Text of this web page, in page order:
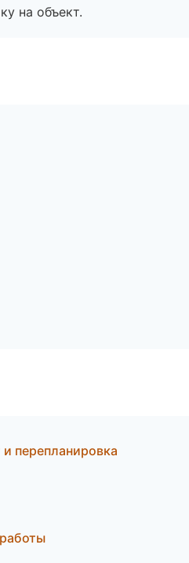
на объект.
перепланировка